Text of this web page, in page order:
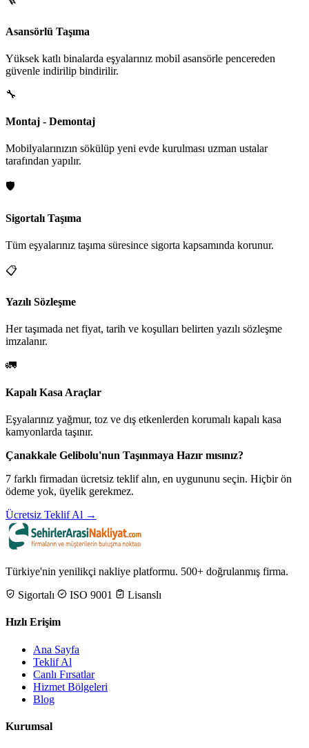
Asansörlü Taşıma
Yüksek katlı binalarda eşyalarınız mobil asansörle pencereden
güvenle indirilip bindirilir.
🔧
Montaj - Demontaj
Mobilyalarınızın sökülüp yeni evde kurulması uzman ustalar
tarafından yapılır.
🛡️
Sigortalı Taşıma
Tüm eşyalarınız taşıma süresince sigorta kapsamında korunur.
📋
Yazılı Sözleşme
Her taşımada net fiyat, tarih ve koşulları belirten yazılı sözleşme
imzalanır.
🚛
Kapalı Kasa Araçlar
Eşyalarınız yağmur, toz ve dış etkenlerden korumalı kapalı kasa
kamyonlarda taşınır.
Çanakkale Gelibolu'nun Taşınmaya Hazır mısınız?
7 farklı firmadan ücretsiz teklif alın, en uygununu seçin. Hiçbir ön
ödeme yok, üyelik gerekmez.
Ücretsiz Teklif Al →
Türkiye'nin yenilikçi nakliye platformu. 500+ doğrulanmış firma.
Sigortalı
ISO 9001 Lisanslı
Hızlı Erişim
Ana Sayfa
Teklif Al
Canlı Fırsatlar
Hizmet Bölgeleri
Blog
Kurumsal